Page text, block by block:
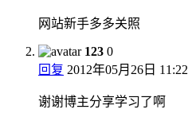
网站新手多多关照
123 0
回复 2012年05月26日 11:22
谢谢博主分享学习了啊